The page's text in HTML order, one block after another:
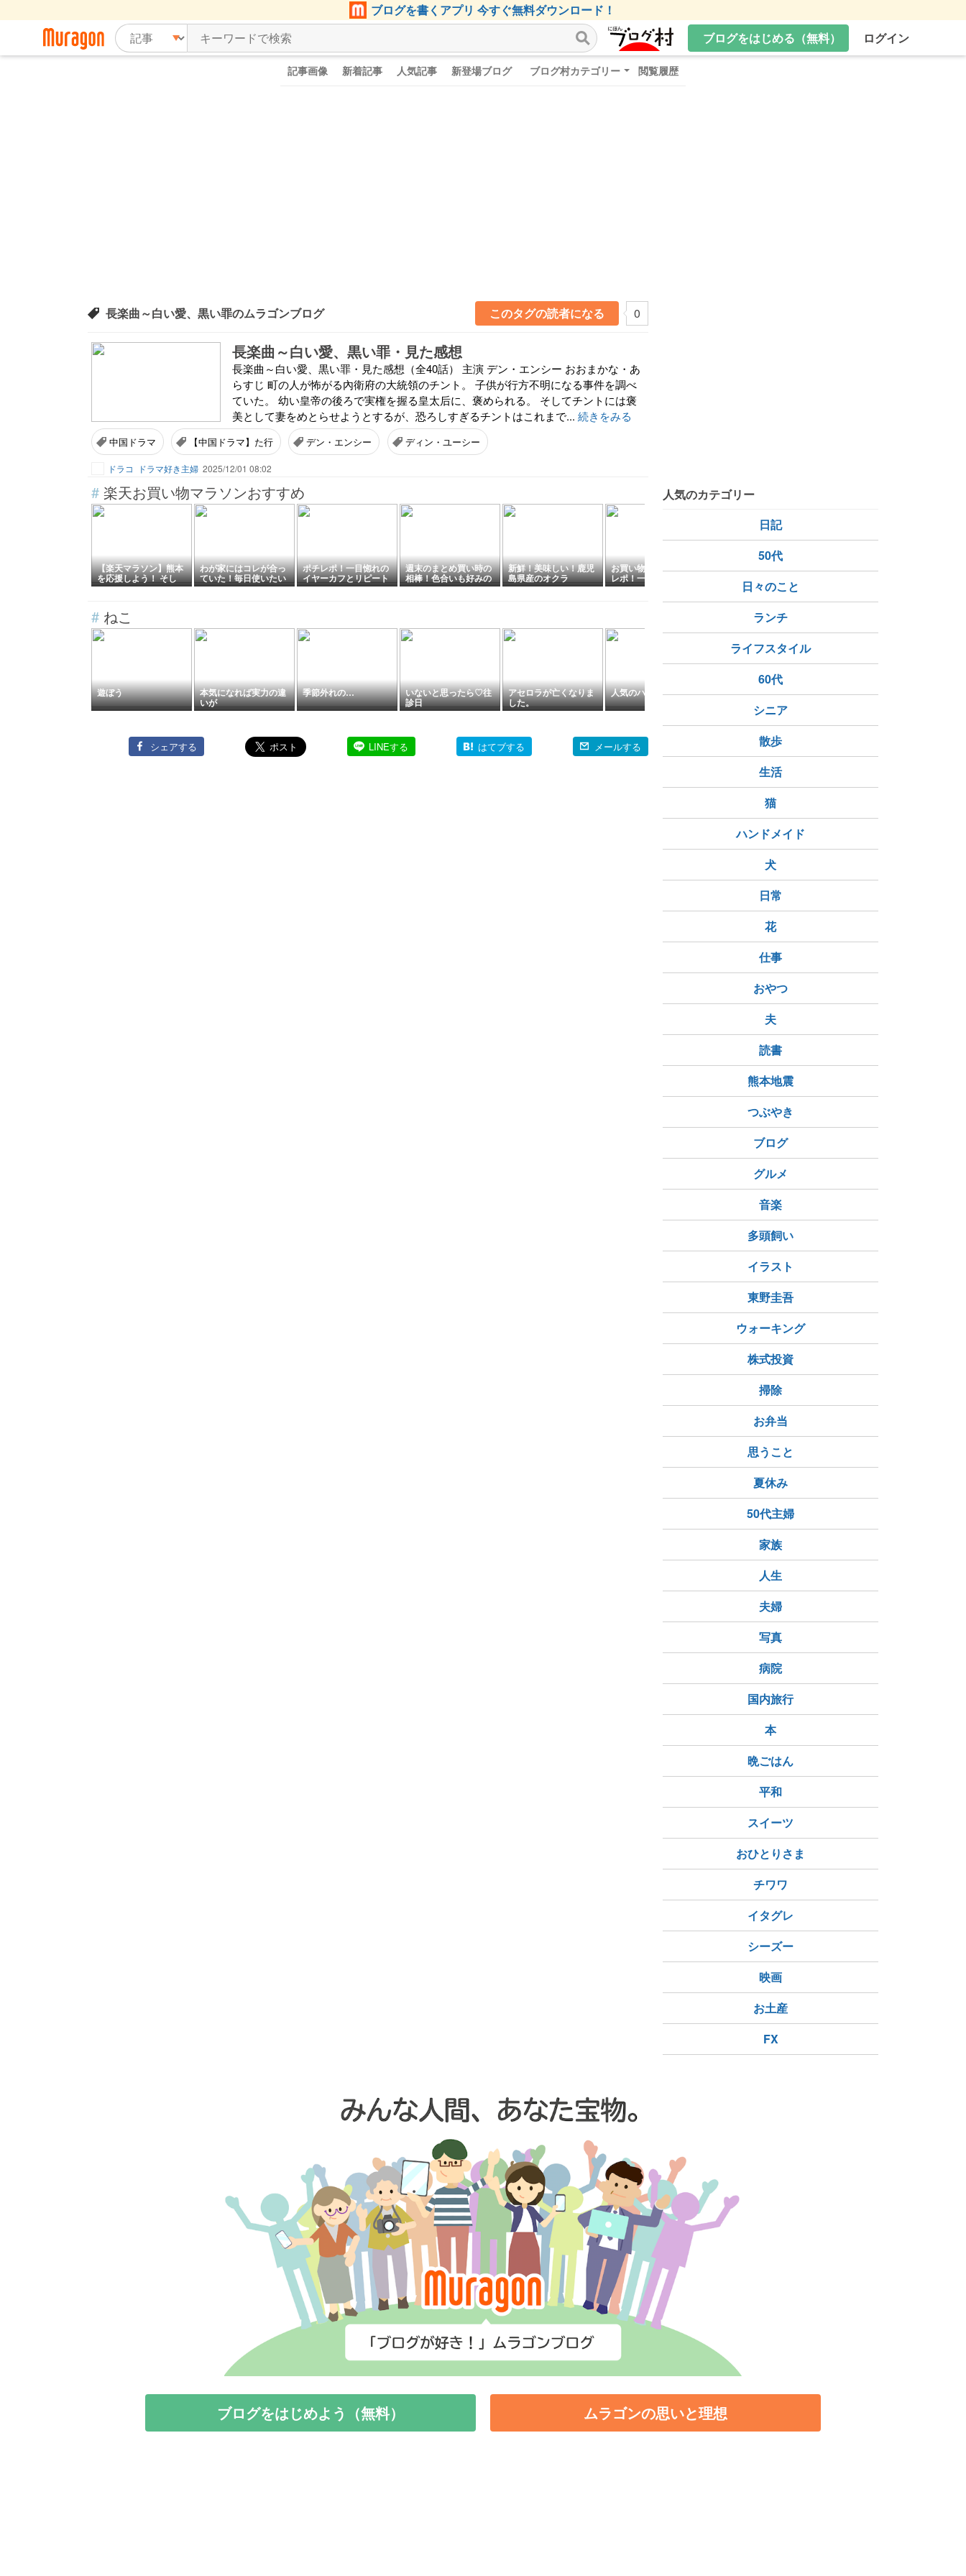
ブログを書くアプリ 今すぐ無料ダウンロード！
ブログをはじめる（無料）
ログイン
記事画像 新着記事 人気記事 新登場ブログ ブログ村カテゴリー 閲覧履歴
長楽曲～白い愛、黒い罪のムラゴンブログ このタグの読者になる 0
長楽曲～白い愛、黒い罪・見た感想
長楽曲～白い愛、黒い罪・見た感想（全40話） 主演 デン・エンシー おおまかな・あ
らすじ 町の人が怖がる內衛府の大統領のチント。 子供が行方不明になる事件を調べ
ていた。 幼い皇帝の後ろで実権を握る皇太后に、褒められる。 そしてチントには褒
美として妻をめとらせようとするが、恐ろしすぎるチントはこれまで... 続きをみる
中国ドラマ 【中国ドラマ】た行 デン・エンシー ディン・ユーシー
ドラコ ドラマ好き主婦 2025/12/01 08:02
# 楽天お買い物マラソンおすすめ
【楽天マラソン】熊本
を応援しよう！ そし
て、久しぶりのお出か
ェで絶品かき氷
わが家にはコレが合っ
ていた！毎日使いたい
フタ付きボウルが優秀
ポチレポ！一目惚れの
イヤーカフとリピート
しまくりのルームウェ
週末のまとめ買い時の
相棒！色合いも好みの
エコバッグ見つけまし
新鮮！美味しい！鹿児
島県産のオクラ
お買い物マラソンポチ
レポ！一気に完走！
《臭いって言っている
は気づきにくいから怖
《家守》今年もまた可
# ねこ
遊ぼう 本気になれば実力の違
いが
季節外れの… いないと思ったら♡往
診日
アセロラが亡くなりま
した。
人気のハンモック もるちゃんandゾンゾ 暑がりさんのお気に入
シェアする LINEする はてブする メールする
人気のカテゴリー
日記
50代
日々のこと
ランチ
ライフスタイル
60代
シニア
散歩
生活
猫
ハンドメイド
犬
日常
花
仕事
おやつ
夫
読書
熊本地震
つぶやき
ブログ
グルメ
音楽
多頭飼い
イラスト
東野圭吾
ウォーキング
株式投資
掃除
お弁当
思うこと
夏休み
50代主婦
家族
人生
夫婦
写真
病院
国内旅行
本
晩ごはん
平和
スイーツ
おひとりさま
チワワ
イタグレ
シーズー
映画
お土産
FX
ブログをはじめよう（無料） ムラゴンの思いと理想